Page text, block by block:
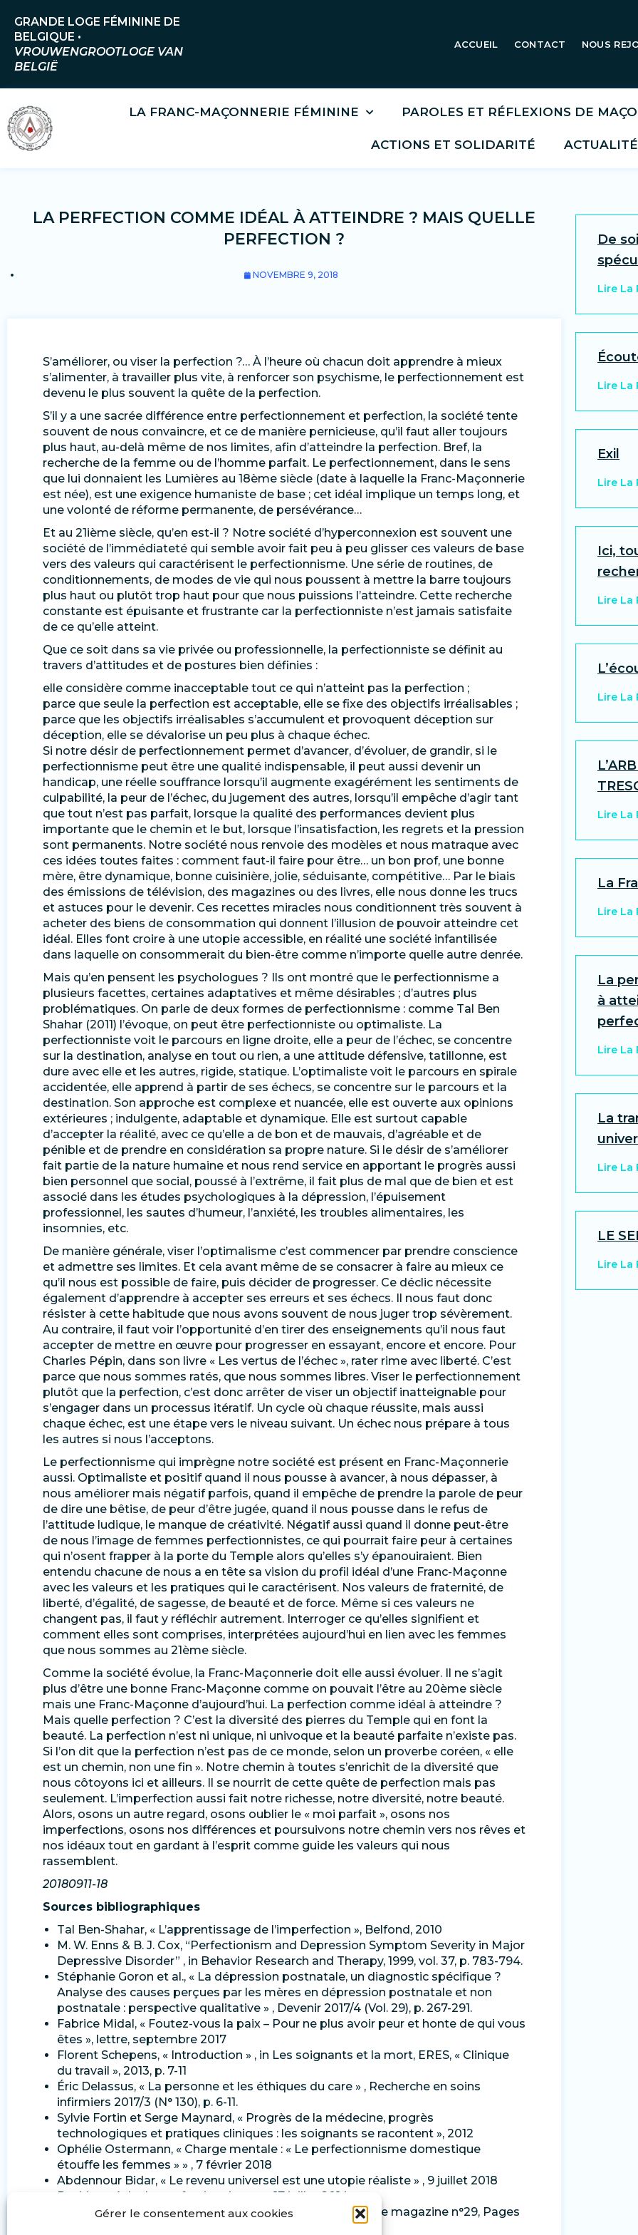
Gérer le consentement aux cookies
au
contenu
GRANDE LOGE FÉMININE DE
BELGIQUE •
VROUWENGROOTLOGE VAN
BELGIË
ACCUEIL CONTACT NOUS
LA FRANC-MAÇONNERIE FÉMININE PAROLES ET RÉFLEXIONS DE
ACTIONS ET SOLIDARITÉ
LA PERFECTION COMME IDÉAL À ATTEINDRE ? MAIS QUELLE
PERFECTION ?
NOVEMBRE 9, 2018
S’améliorer, ou viser la perfection ?… À l’heure où chacun doit apprendre à mieux
s’alimenter, à travailler plus vite, à renforcer son psychisme, le perfectionnement est
devenu le plus souvent la quête de la perfection.
S’il y a une sacrée différence entre perfectionnement et perfection, la société tente
souvent de nous convaincre, et ce de manière pernicieuse, qu’il faut aller toujours
plus haut, au-delà même de nos limites, afin d’atteindre la perfection. Bref, la
recherche de la femme ou de l’homme parfait. Le perfectionnement, dans le sens
que lui donnaient les Lumières au 18ème siècle (date à laquelle la Franc-Maçonnerie
est née), est une exigence humaniste de base ; cet idéal implique un temps long, et
une volonté de réforme permanente, de persévérance…
Et au 21ième siècle, qu’en est-il ? Notre société d’hyperconnexion est souvent une
société de l’immédiateté qui semble avoir fait peu à peu glisser ces valeurs de base
vers des valeurs qui caractérisent le perfectionnisme. Une série de routines, de
conditionnements, de modes de vie qui nous poussent à mettre la barre toujours
plus haut ou plutôt trop haut pour que nous puissions l’atteindre. Cette recherche
constante est épuisante et frustrante car la perfectionniste n’est jamais satisfaite
de ce qu’elle atteint.
Que ce soit dans sa vie privée ou professionnelle, la perfectionniste se définit au
travers d’attitudes et de postures bien définies :
elle considère comme inacceptable tout ce qui n’atteint pas la perfection ;
parce que seule la perfection est acceptable, elle se fixe des objectifs irréalisables ;
parce que les objectifs irréalisables s’accumulent et provoquent déception sur
déception, elle se dévalorise un peu plus à chaque échec.
Si notre désir de perfectionnement permet d’avancer, d’évoluer, de grandir, si le
perfectionnisme peut être une qualité indispensable, il peut aussi devenir un
handicap, une réelle souffrance lorsqu’il augmente exagérément les sentiments de
culpabilité, la peur de l’échec, du jugement des autres, lorsqu’il empêche d’agir tant
que tout n’est pas parfait, lorsque la qualité des performances devient plus
importante que le chemin et le but, lorsque l’insatisfaction, les regrets et la pression
sont permanents. Notre société nous renvoie des modèles et nous matraque avec
ces idées toutes faites : comment faut-il faire pour être… un bon prof, une bonne
mère, être dynamique, bonne cuisinière, jolie, séduisante, compétitive… Par le biais
des émissions de télévision, des magazines ou des livres, elle nous donne les trucs
et astuces pour le devenir. Ces recettes miracles nous conditionnent très souvent à
acheter des biens de consommation qui donnent l’illusion de pouvoir atteindre cet
idéal. Elles font croire à une utopie accessible, en réalité une société infantilisée
dans laquelle on consommerait du bien-être comme n’importe quelle autre denrée.
Mais qu’en pensent les psychologues ? Ils ont montré que le perfectionnisme a
plusieurs facettes, certaines adaptatives et même désirables ; d’autres plus
problématiques. On parle de deux formes de perfectionnisme : comme Tal Ben
Shahar (2011) l’évoque, on peut être perfectionniste ou optimaliste. La
perfectionniste voit le parcours en ligne droite, elle a peur de l’échec, se concentre
sur la destination, analyse en tout ou rien, a une attitude défensive, tatillonne, est
dure avec elle et les autres, rigide, statique. L’optimaliste voit le parcours en spirale
accidentée, elle apprend à partir de ses échecs, se concentre sur le parcours et la
destination. Son approche est complexe et nuancée, elle est ouverte aux opinions
extérieures ; indulgente, adaptable et dynamique. Elle est surtout capable
d’accepter la réalité, avec ce qu’elle a de bon et de mauvais, d’agréable et de
pénible et de prendre en considération sa propre nature. Si le désir de s’améliorer
fait partie de la nature humaine et nous rend service en apportant le progrès aussi
bien personnel que social, poussé à l’extrême, il fait plus de mal que de bien et est
associé dans les études psychologiques à la dépression, l’épuisement
professionnel, les sautes d’humeur, l’anxiété, les troubles alimentaires, les
insomnies, etc.
De manière générale, viser l’optimalisme c’est commencer par prendre conscience
et admettre ses limites. Et cela avant même de se consacrer à faire au mieux ce
qu’il nous est possible de faire, puis décider de progresser. Ce déclic nécessite
également d’apprendre à accepter ses erreurs et ses échecs. Il nous faut donc
résister à cette habitude que nous avons souvent de nous juger trop sévèrement.
Au contraire, il faut voir l’opportunité d’en tirer des enseignements qu’il nous faut
accepter de mettre en œuvre pour progresser en essayant, encore et encore. Pour
Charles Pépin, dans son livre « Les vertus de l’échec », rater rime avec liberté. C’est
parce que nous sommes ratés, que nous sommes libres. Viser le perfectionnement
plutôt que la perfection, c’est donc arrêter de viser un objectif inatteignable pour
s’engager dans un processus itératif. Un cycle où chaque réussite, mais aussi
chaque échec, est une étape vers le niveau suivant. Un échec nous prépare à tous
les autres si nous l’acceptons.
Le perfectionnisme qui imprègne notre société est présent en Franc-Maçonnerie
aussi. Optimaliste et positif quand il nous pousse à avancer, à nous dépasser, à
nous améliorer mais négatif parfois, quand il empêche de prendre la parole de peur
de dire une bêtise, de peur d’être jugée, quand il nous pousse dans le refus de
l’attitude ludique, le manque de créativité. Négatif aussi quand il donne peut-être
de nous l’image de femmes perfectionnistes, ce qui pourrait faire peur à certaines
qui n’osent frapper à la porte du Temple alors qu’elles s’y épanouiraient. Bien
entendu chacune de nous a en tête sa vision du profil idéal d’une Franc-Maçonne
avec les valeurs et les pratiques qui le caractérisent. Nos valeurs de fraternité, de
liberté, d’égalité, de sagesse, de beauté et de force. Même si ces valeurs ne
changent pas, il faut y réfléchir autrement. Interroger ce qu’elles signifient et
comment elles sont comprises, interprétées aujourd’hui en lien avec les femmes
que nous sommes au 21ème siècle.
Comme la société évolue, la Franc-Maçonnerie doit elle aussi évoluer. Il ne s’agit
plus d’être une bonne Franc-Maçonne comme on pouvait l’être au 20ème siècle
mais une Franc-Maçonne d’aujourd’hui. La perfection comme idéal à atteindre ?
Mais quelle perfection ? C’est la diversité des pierres du Temple qui en font la
beauté. La perfection n’est ni unique, ni univoque et la beauté parfaite n’existe pas.
Si l’on dit que la perfection n’est pas de ce monde, selon un proverbe coréen, « elle
est un chemin, non une fin ». Notre chemin à toutes s’enrichit de la diversité que
nous côtoyons ici et ailleurs. Il se nourrit de cette quête de perfection mais pas
seulement. L’imperfection aussi fait notre richesse, notre diversité, notre beauté.
Alors, osons un autre regard, osons oublier le « moi parfait », osons nos
imperfections, osons nos différences et poursuivons notre chemin vers nos rêves et
nos idéaux tout en gardant à l’esprit comme guide les valeurs qui nous
rassemblent.
20180911-18
Sources bibliographiques
Tal Ben-Shahar, « L’apprentissage de l’imperfection », Belfond, 2010
M. W. Enns & B. J. Cox, “Perfectionism and Depression Symptom Severity in Major
Depressive Disorder” , in Behavior Research and Therapy, 1999, vol. 37, p. 783-794.
Stéphanie Goron et al., « La dépression postnatale, un diagnostic spécifique ?
Analyse des causes perçues par les mères en dépression postnatale et non
postnatale : perspective qualitative » , Devenir 2017/4 (Vol. 29), p. 267-291.
Fabrice Midal, « Foutez-vous la paix – Pour ne plus avoir peur et honte de qui vous
êtes », lettre, septembre 2017
Florent Schepens, « Introduction » , in Les soignants et la mort, ERES, « Clinique
du travail », 2013, p. 7-11
Éric Delassus, « La personne et les éthiques du care » , Recherche en soins
infirmiers 2017/3 (N° 130), p. 6-11.
Sylvie Fortin et Serge Maynard, « Progrès de la médecine, progrès
technologiques et pratiques cliniques : les soignants se racontent », 2012
Ophélie Ostermann, « Charge mentale : « Le perfectionnisme domestique
étouffe les femmes » » , 7 février 2018
Abdennour Bidar, « Le revenu universel est une utopie réaliste » , 9 juillet 2018
PsyMontréal, « Le perfectionnisme » , 17 juillet 2014
Boris Razon, « L’ère des machines invisibles », Philosophie magazine n°29, Pages
De
Lire La
Lire La
Exil
Lire La
Ici,
Lire La
Lire La
Lire La
La
Lire La
La
à
Lire La
La
Lire La
LE
Lire La